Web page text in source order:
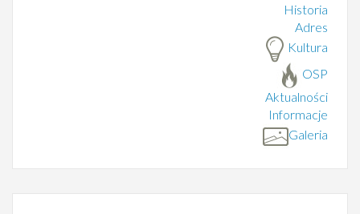
Historia
Adres
Kultura
OSP
Aktualności
Informacje
Galeria